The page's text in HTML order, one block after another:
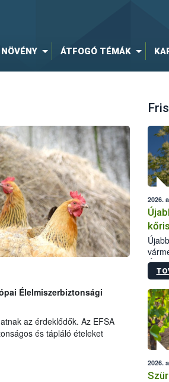
NÖVÉNY ÁTFOGÓ TÉMÁK
Élelmiszerbiztonsági
az érdeklődők. Az EFSA
és tápláló ételeket
2026.
2026.